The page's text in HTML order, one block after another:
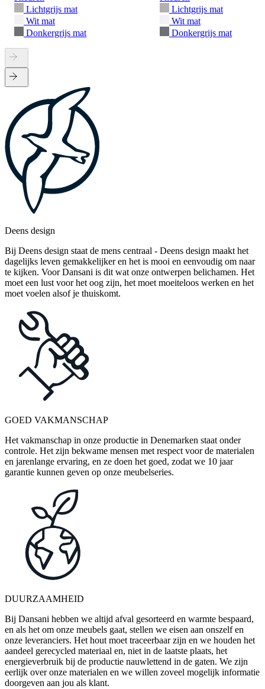
Lichtgrijs mat
Wit mat
Donkergrijs mat
Lichtgrijs mat
Wit mat
Donkergrijs mat
Deens design
Bij Deens design staat de mens centraal - Deens design maakt het
dagelijks leven gemakkelijker en het is mooi en eenvoudig om naar
te kijken. Voor Dansani is dit wat onze ontwerpen belichamen. Het
moet een lust voor het oog zijn, het moet moeiteloos werken en het
moet voelen alsof je thuiskomt.
GOED VAKMANSCHAP
Het vakmanschap in onze productie in Denemarken staat onder
controle. Het zijn bekwame mensen met respect voor de materialen
en jarenlange ervaring, en ze doen het goed, zodat we 10 jaar
garantie kunnen geven op onze meubelseries.
DUURZAAMHEID
Bij Dansani hebben we altijd afval gesorteerd en warmte bespaard,
en als het om onze meubels gaat, stellen we eisen aan onszelf en
onze leveranciers. Het hout moet traceerbaar zijn en we houden het
aandeel gerecycled materiaal en, niet in de laatste plaats, het
energieverbruik bij de productie nauwlettend in de gaten. We zijn
eerlijk over onze materialen en we willen zoveel mogelijk informatie
doorgeven aan jou als klant.